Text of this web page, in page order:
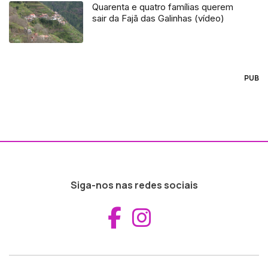
Quarenta e quatro famílias querem
sair da Fajã das Galinhas (vídeo)
PUB
Siga-nos nas redes sociais
Aceder ao